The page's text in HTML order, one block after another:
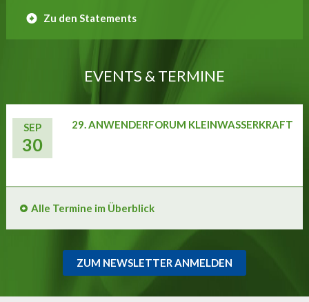
Zu den Statements
EVENTS & TERMINE
SEP
30
29. ANWENDERFORUM KLEINWASSERKRAFT
Alle Termine im Überblick
ZUM NEWSLETTER ANMELDEN